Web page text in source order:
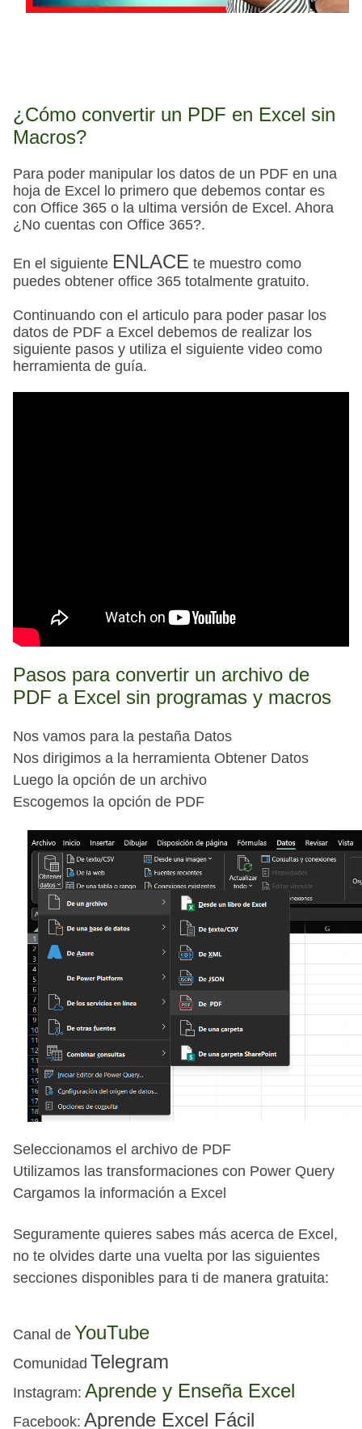
¿Cómo convertir un PDF en Excel sin
Macros?
Para poder manipular los datos de un PDF en una
hoja de Excel lo primero que debemos contar es
con Office 365 o la ultima versión de Excel. Ahora
¿No cuentas con Office 365?.
En el siguiente ENLACE te muestro como
puedes obtener office 365 totalmente gratuito.
Continuando con el articulo para poder pasar los
datos de PDF a Excel debemos de realizar los
siguiente pasos y utiliza el siguiente video como
herramienta de guía.
Pasos para convertir un archivo de
PDF a Excel sin programas y macros
Nos vamos para la pestaña Datos
Nos dirigimos a la herramienta Obtener Datos
Luego la opción de un archivo
Escogemos la opción de PDF
Seleccionamos el archivo de PDF
Utilizamos las transformaciones con Power Query
Cargamos la información a Excel
Seguramente quieres sabes más acerca de Excel,
no te olvides darte una vuelta por las siguientes
secciones disponibles para ti de manera gratuita:
Canal de YouTube
Comunidad Telegram
Instagram: Aprende y Enseña Excel
Facebook: Aprende Excel Fácil